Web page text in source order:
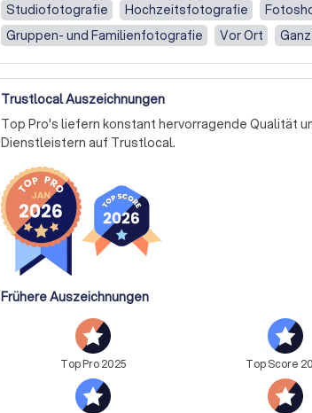
Besucht mich gerne auf meiner Homepage um
über mich zu erfahren.
Ich freue mich euch kennenzulernen.
Liebe Grüße
Harry
Studiofotografie
Hochzeitsfotografie
Gruppen- und Familienfotografie
Vor Ort
Nachmittags & Abends
Morgens &
Trustlocal Auszeichnungen
Top Pro's liefern konstant hervorragende Qualität
Dienstleistern auf Trustlocal.
Frühere Auszeichnungen
TopPro2025 TopScore